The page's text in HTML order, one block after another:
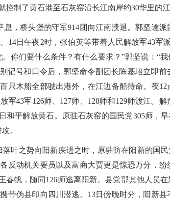
制了黄石港至石灰窑沿长江南岸约30华里的江
桥头堡的守军914团向江南溃退。郭坚遂派
14日午夜2时，张伯英等带着人民解放军43军
你们要什么条件？有什么要求？”郭坚说：“
记号和口令后，郭坚命令副团长陈基培立即
只木船全部驶出港外，在江边备船待命。夜
军43军126师、127师、128师和129师渡江。
和平解放黄石。原驻石灰窑的国民党305师，
。
之势向阳新疾进之时，原驻防在阳新的国民
反动机关要员以及富商大贾更是惊恐万分，
春帆，随同126师逃离阳新。县党部其他人员
带伪县印向四川潜逃。13日傍晚时分，阳新